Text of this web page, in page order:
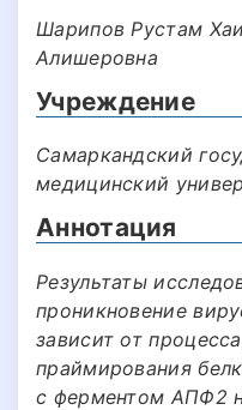
Шарипов Рустам
Алишеровна
Учреждение
Самаркандский
медицинский
Аннотация
Результаты
проникновение
зависит от
праймирования
с ферментом АПФ2